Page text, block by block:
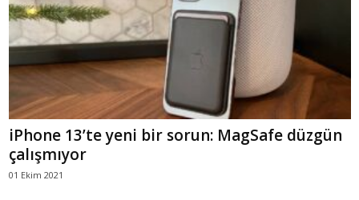
iPhone 13’te yeni bir sorun: MagSafe düzgün
çalışmıyor
01 Ekim 2021